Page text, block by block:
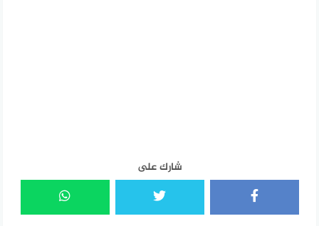
شارك على